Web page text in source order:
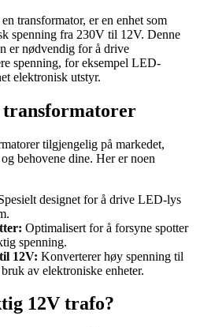
transformator, er en enhet som
spenning fra 230V til 12V. Denne
er nødvendig for å drive
spenning, for eksempel LED-
elektronisk utstyr.
tilgjengelig på markedet,
behovene dine. Her er noen
designet for å drive LED-lys
Optimalisert for å forsyne spotter
spenning.
12V: Konverterer høy spenning til
av elektroniske enheter.
12V trafo?